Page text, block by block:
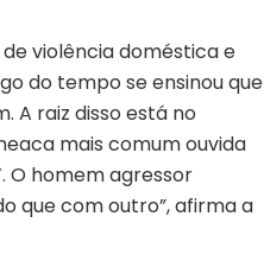
violência doméstica e
do tempo se ensinou que
A raiz disso está no
mais comum ouvida
O homem agressor
que com outro”, afirma a